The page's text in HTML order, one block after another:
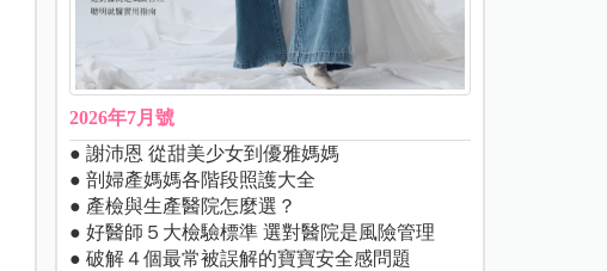
2026年7月號
● 謝沛恩 從甜美少女到優雅媽媽
● 剖婦產媽媽各階段照護大全
● 產檢與生產醫院怎麼選？
● 好醫師５大檢驗標準 選對醫院是風險管理
● 破解４個最常被誤解的寶寶安全感問題